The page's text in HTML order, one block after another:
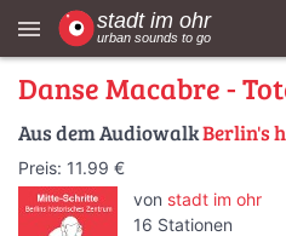
menu
Danse Macabre -
Aus dem AudiowalkBerlin's
Preis: 11.99 €
von stadt im ohr
16 Stationen